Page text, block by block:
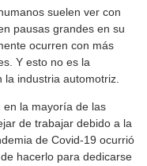
suelen ver con
pausas grandes en su
ocurren con más
Y esto no es la
la industria automotriz.
en la mayoría de las
de trabajar debido a la
de Covid-19 ocurrió
hacerlo para dedicarse